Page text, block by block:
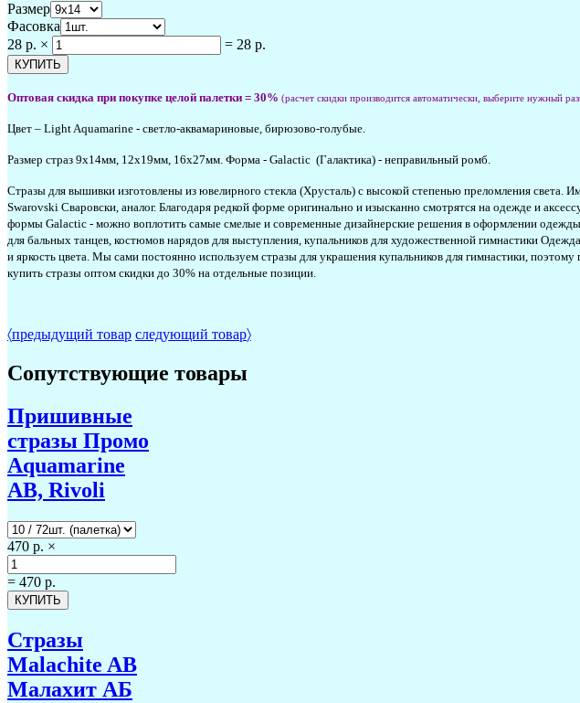
Размер
Фасовка
28 р. × = 28 р.
Оптовая скидка при покупке целой палетки = 30% (расчет скидки производится автоматически, выберите нужный
Цвет – Light Aquamarine - светло-аквамариновые, бирюзово-голубые.
Размер страз 9х14мм, 12х19мм, 16х27мм. Форма - Galactic (Галактика) - неправильный ромб.
Стразы для вышивки изготовлены из ювелирного стекла (Хрусталь) с высокой степенью преломления
Swarovski Сваровски, аналог. Благодаря редкой форме оригинально и изысканно смотрятся на одежде и
формы Galactic - можно воплотить самые смелые и современные дизайнерские решения в оформлении
для бальных танцев, костюмов нарядов для выступления, купальников для художественной гимнастики
и яркость цвета. Мы сами постоянно используем стразы для украшения купальников для гимнастики,
купить стразы оптом скидки до 30% на отдельные позиции.
〈предыдущий товар следующий товар〉
Сопутствующие товары
Пришивные
стразы Промо
Aquamarine
AB, Rivoli
470 р. ×
= 470 р.
Стразы
Malachite AB
Малахит АБ